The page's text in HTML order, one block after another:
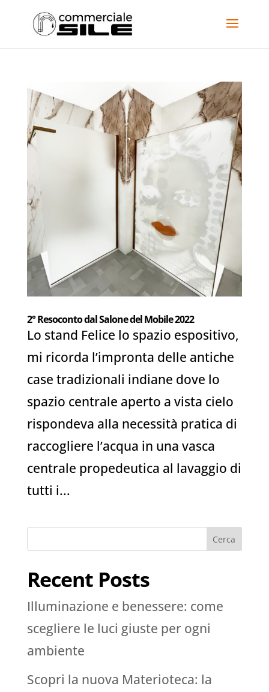
2° Resoconto dal Salone del Mobile 2022
Lo stand Felice lo spazio espositivo,
mi ricorda l’impronta delle antiche
case tradizionali indiane dove lo
spazio centrale aperto a vista cielo
rispondeva alla necessità pratica di
raccogliere l’acqua in una vasca
centrale propedeutica al lavaggio di
tutti i...
Cerca
Recent Posts
Illuminazione e benessere: come
scegliere le luci giuste per ogni
ambiente
Scopri la nuova Materioteca: la